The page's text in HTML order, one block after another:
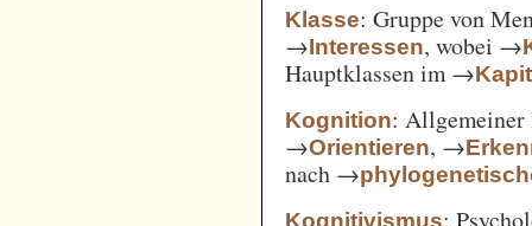
Klasse: Gruppe von
→Interessen, wobei →
Hauptklassen im →
Kognition: Allgemeiner
→Orientieren, →
nach →
Kognitivismus: